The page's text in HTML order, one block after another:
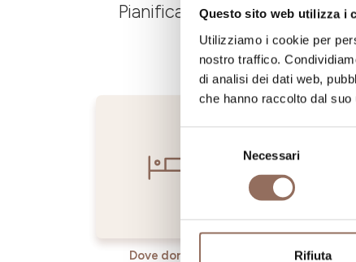
Questo sito web utilizza i
Utilizziamo i cookie per
nostro traffico.
di analisi dei dati web,
che hanno raccolto dal
del
consenso
Necessari
Rifiuta
Pianifica dove dormire, dove
Dove dormire Dove